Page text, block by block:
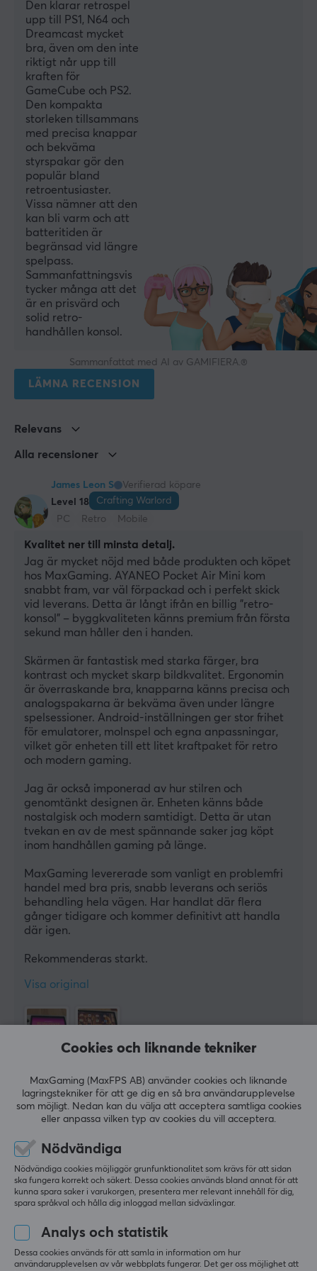
Den klarar retrospel
upp till PS1, N64 och
Dreamcast mycket
bra, även om den inte
riktigt når upp till
kraften för
GameCube och PS2.
Den kompakta
storleken tillsammans
med precisa knappar
och bekväma
styrspakar gör den
populär bland
retroentusiaster.
Vissa nämner att den
kan bli varm och att
batteritiden är
begränsad vid längre
spelpass.
Sammanfattningsvis
tycker många att det
är en prisvärd och
solid retro-
handhållen konsol.
Sammanfattat med AI av GAMIFIERA.®
LÄMNA RECENSION
Relevans
Alla recensioner
James Leon S
Verifierad köpare
Level 18
Crafting Warlord
PC
Retro Mobile
Kvalitet ner till minsta detalj.
Jag är mycket nöjd med både produkten och köpet
hos MaxGaming. AYANEO Pocket Air Mini kom
snabbt fram, var väl förpackad och i perfekt skick
vid leverans. Detta är långt ifrån en billig "retro-
konsol" – byggkvaliteten känns premium från första
sekund man håller den i handen.
Skärmen är fantastisk med starka färger, bra
kontrast och mycket skarp bildkvalitet. Ergonomin
är överraskande bra, knapparna känns precisa och
analogspakarna är bekväma även under längre
spelsessioner. Android-inställningen ger stor frihet
för emulatorer, molnspel och egna anpassningar,
vilket gör enheten till ett litet kraftpaket för retro
och modern gaming.
Jag är också imponerad av hur stilren och
genomtänkt designen är. Enheten känns både
nostalgisk och modern samtidigt. Detta är utan
tvekan en av de mest spännande saker jag köpt
inom handhållen gaming på länge.
MaxGaming levererade som vanligt en problemfri
handel med bra pris, snabb leverans och seriös
behandling hela vägen. Har handlat där flera
gånger tidigare och kommer definitivt att handla
där igen.
Rekommenderas starkt.
Visa original
för 2 mån. sen
3 likes
Level 6
Sleepy Specialist
Retro
Xbox PC
Har läst att det är ghosting på skärmen. Är det
något som du har märkt av?
0 likes
Cookies och liknande tekniker
MaxGaming (MaxFPS AB) använder cookies och liknande
lagringstekniker för att ge dig en så bra användarupplevelse
som möjligt. Nedan kan du välja att acceptera samtliga cookies
eller anpassa vilken typ av cookies du vill acceptera.
Nödvändiga
Nödvändiga cookies möjliggör grunfunktionalitet som krävs för att sidan
ska fungera korrekt och säkert. Dessa cookies används bland annat för att
kunna spara saker i varukorgen, presentera mer relevant innehåll för dig,
spara språkval och hålla dig inloggad mellan sidväxlingar.
Analys och statistik
Dessa cookies används för att samla in information om hur
användarupplevelsen av vår webbplats fungerar. Det ger oss möjlighet att